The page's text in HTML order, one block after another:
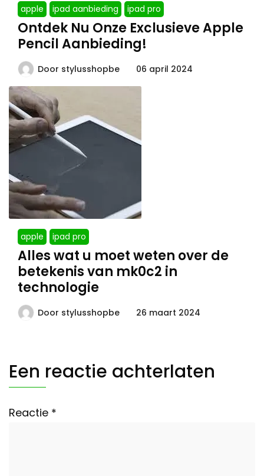
apple ipad aanbieding ipad pro
Ontdek Nu Onze Exclusieve Apple
Pencil Aanbieding!
Door stylusshopbe 06 april 2024
apple ipad pro
Alles wat u moet weten over de
betekenis van mk0c2 in
technologie
Door stylusshopbe 26 maart 2024
Een reactie achterlaten
Reactie *